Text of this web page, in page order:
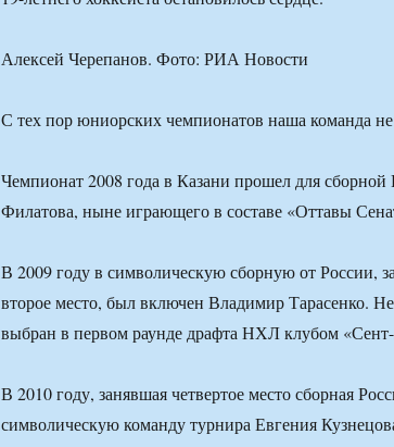
Алексей Черепанов. Фото: РИА Новости
С тех пор юниорских чемпионатов наша команда
Чемпионат 2008 года в Казани прошел для
Филатова, ныне играющего в составе «Оттавы
В 2009 году в символическую сборную от России,
второе место, был включен Владимир Тарасенко.
выбран в первом раунде драфта НХЛ клубом
В 2010 году, занявшая четвертое место сборная
символическую команду турнира Евгения